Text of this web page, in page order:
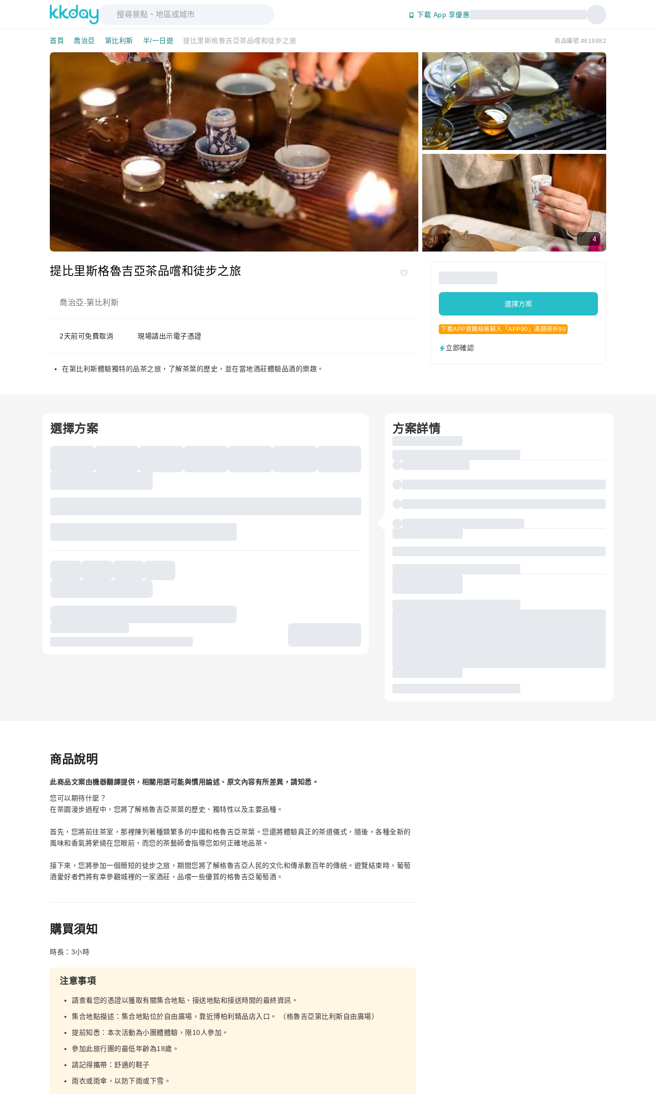
下載 App 享優惠
首頁 喬治亞 第比利斯 半/一日遊 提比里斯格魯吉亞茶品嚐和徒步之旅 商品編號 #619882
4
提比里斯格魯吉亞茶品嚐和徒步之旅
喬治亞-第比利斯
2天前可免費取消 現場請出示電子憑證
在第比利斯體驗獨特的品茶之旅，了解茶葉的歷史，並在當地酒莊體驗品酒的樂趣。
選擇方案
下載APP首購結帳輸入「APP90」滿額現折90
立即確認
選擇方案 方案詳情
商品說明
此商品文案由機器翻譯提供，相關用語可能與慣用論述、原文內容有所差異，請知悉。
您可以期待什麼？
在茶園漫步過程中，您將了解格魯吉亞茶葉的歷史、獨特性以及主要品種。
首先，您將前往茶室，那裡陳列著種類繁多的中國和格魯吉亞茶葉。您還將體驗真正的茶道儀式，隨後，各種全新的
風味和香氣將縈繞在您眼前，而您的茶藝師會指導您如何正確地品茶。
接下來，您將參加一個簡短的徒步之旅，期間您將了解格魯吉亞人民的文化和傳承數百年的傳統。遊覽結束時，葡萄
酒愛好者們將有幸參觀城裡的一家酒莊，品嚐一些優質的格魯吉亞葡萄酒。
購買須知
時長：3小時
注意事項
請查看您的憑證以獲取有關集合地點、接送地點和接送時間的最終資訊。
集合地點描述：集合地點位於自由廣場，靠近博柏利精品店入口。 （格魯吉亞第比利斯自由廣場）
提前知悉：本次活動為小團體體驗，限10人參加。
參加此旅行團的最低年齡為18歲。
請記得攜帶：舒適的鞋子
雨衣或雨傘，以防下雨或下雪。